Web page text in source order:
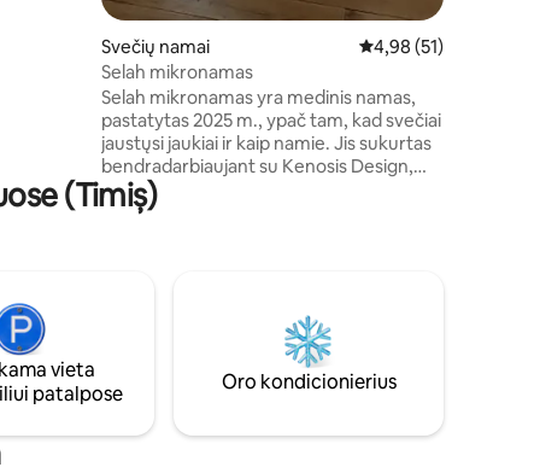
Svečių namai Vidutinis įvertinimas:
4,98 (51)
Selah mikronamas
Selah mikronamas yra medinis namas,
pastatytas 2025 m., ypač tam, kad svečiai
jaustųsi jaukiai ir kaip namie. Jis sukurtas
bendradarbiaujant su Kenosis Design,
aukščiausios klasės baldų prekės ženklo
kompanija. Iki oro uosto 15 minučių kelio.
šeimai apsistoti tiek laiko, kiek norima,
nes jame yra viskas, ko reikia! Taigi,
atvykite ir džiaukitės Selos mikronamu
(Timiș)
vieta
patalpose
Oro kondicionierius